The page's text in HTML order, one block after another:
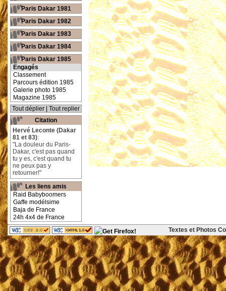
Paris Dakar 1981
Paris Dakar 1982
Paris Dakar 1983
Paris Dakar 1984
Paris Dakar 1985
Engagés
Classement
Parcours édition 1985
Galerie photo 1985
Magazine 1985
Tout déplier
Tout replier
Citation
Hervé Leconte (Dakar
81 et 83):
"La douleur du Paris-
Dakar, c'est pas quand
tu y es, c'est quand tu
ne peux pas y
retourner!"
Les liens amis
Raid Babyboomers
Gaffe modélsime
Baja de France
24h 4x4 de France
Textes et Photos